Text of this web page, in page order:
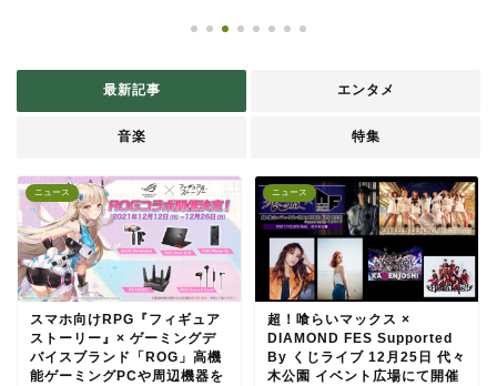
最新記事 エンタメ
音楽 特集
ニュース
スマホ向けRPG『フィギュア
ストーリー』× ゲーミングデ
バイスブランド「ROG」高機
能ゲーミングPCや周辺機器を
ニュース
超！喰らいマックス ×
DIAMOND FES Supported
By くじライブ 12月25日 代々
木公園 イベント広場にて開催